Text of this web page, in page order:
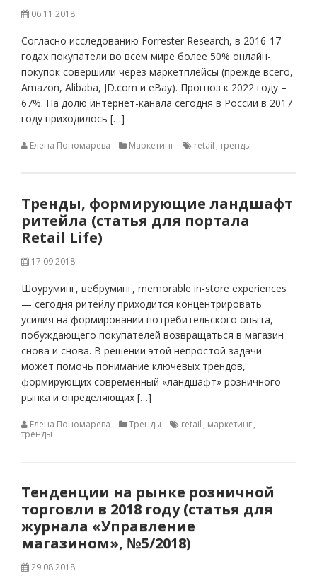
06.11.2018
Согласно исследованию Forrester Research, в 2016-17
годах покупатели во всем мире более 50% онлайн-
покупок совершили через маркетплейсы (прежде всего,
Amazon, Alibaba, JD.com и eBay). Прогноз к 2022 году –
67%. На долю интернет-канала сегодня в России в 2017
году приходилось […]
Елена Пономарева Маркетинг retail , тренды
Тренды, формирующие ландшафт
ритейла (статья для портала
Retail Life)
17.09.2018
Шоуруминг, вебруминг, memorable in-store experiences
— сегодня ритейлу приходится концентрировать
усилия на формировании потребительского опыта,
побуждающего покупателей возвращаться в магазин
снова и снова. В решении этой непростой задачи
может помочь понимание ключевых трендов,
формирующих современный «ландшафт» розничного
рынка и определяющих […]
Елена Пономарева Тренды retail , маркетинг,
тренды
Тенденции на рынке розничной
торговли в 2018 году (статья для
журнала «Управление
магазином», №5/2018)
29.08.2018